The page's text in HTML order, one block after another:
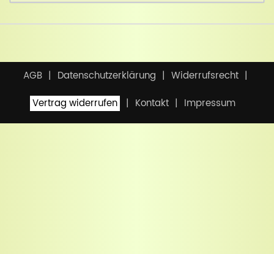
AGB Datenschutzerklärung
Widerrufsrecht
Vertrag widerrufen
Kontakt Impressum